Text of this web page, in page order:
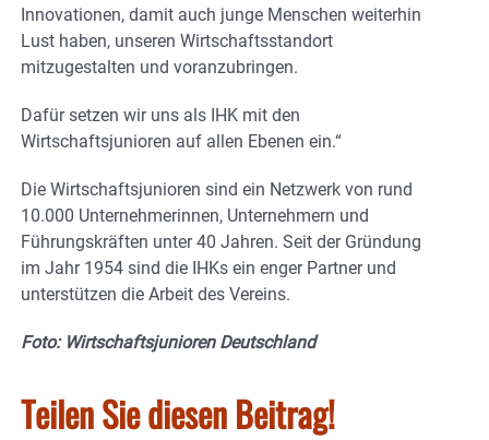
Innovationen, damit auch junge Menschen weiterhin
Lust haben, unseren Wirtschaftsstandort
mitzugestalten und voranzubringen.
Dafür setzen wir uns als IHK mit den
Wirtschaftsjunioren auf allen Ebenen ein.“
Die Wirtschaftsjunioren sind ein Netzwerk von rund
10.000 Unternehmerinnen, Unternehmern und
Führungskräften unter 40 Jahren. Seit der Gründung
im Jahr 1954 sind die IHKs ein enger Partner und
unterstützen die Arbeit des Vereins.
Foto: Wirtschaftsjunioren Deutschland
Teilen Sie diesen Beitrag!